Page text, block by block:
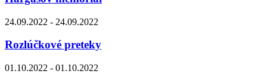
24.09.2022 - 24.09.2022
Rozlúčkové preteky
01.10.2022 - 01.10.2022